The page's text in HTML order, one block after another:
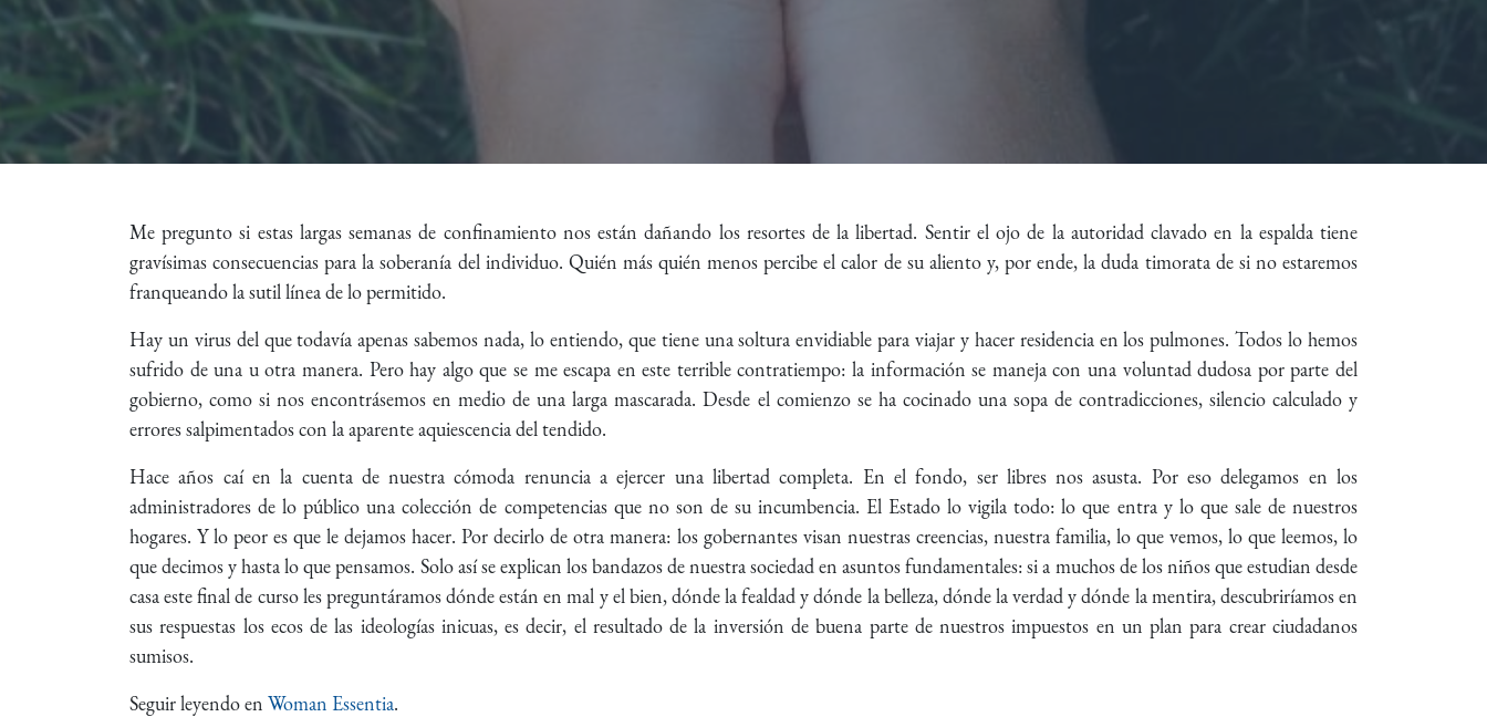
Me pregunto si estas largas semanas de confinamiento nos están dañando los resortes de la libertad. Sentir el ojo de la autoridad clavado en la espalda tiene
gravísimas consecuencias para la soberanía del individuo. Quién más quién menos percibe el calor de su aliento y, por ende, la duda timorata de si no estaremos
franqueando la sutil línea de lo permitido.
Hay un virus del que todavía apenas sabemos nada, lo entiendo, que tiene una soltura envidiable para viajar y hacer residencia en los pulmones. Todos lo hemos
sufrido de una u otra manera. Pero hay algo que se me escapa en este terrible contratiempo: la información se maneja con una voluntad dudosa por parte del
gobierno, como si nos encontrásemos en medio de una larga mascarada. Desde el comienzo se ha cocinado una sopa de contradicciones, silencio calculado y
errores salpimentados con la aparente aquiescencia del tendido.
Hace años caí en la cuenta de nuestra cómoda renuncia a ejercer una libertad completa. En el fondo, ser libres nos asusta. Por eso delegamos en los
administradores de lo público una colección de competencias que no son de su incumbencia. El Estado lo vigila todo: lo que entra y lo que sale de nuestros
hogares. Y lo peor es que le dejamos hacer. Por decirlo de otra manera: los gobernantes visan nuestras creencias, nuestra familia, lo que vemos, lo que leemos, lo
que decimos y hasta lo que pensamos. Solo así se explican los bandazos de nuestra sociedad en asuntos fundamentales: si a muchos de los niños que estudian desde
casa este final de curso les preguntáramos dónde están en mal y el bien, dónde la fealdad y dónde la belleza, dónde la verdad y dónde la mentira, descubriríamos en
sus respuestas los ecos de las ideologías inicuas, es decir, el resultado de la inversión de buena parte de nuestros impuestos en un plan para crear ciudadanos
sumisos.
Seguir leyendo en Woman Essentia.